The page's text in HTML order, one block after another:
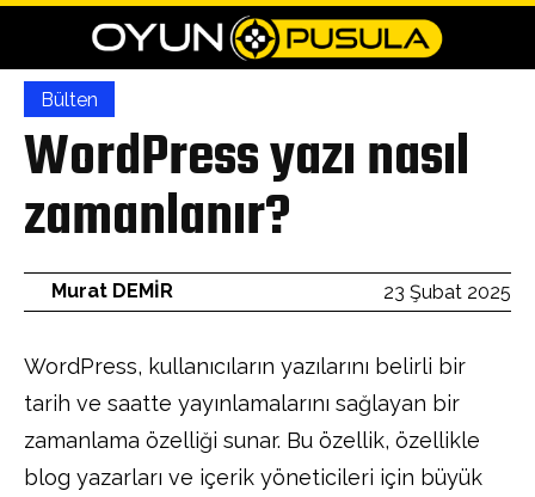
Bülten
WordPress yazı nasıl
zamanlanır?
23 Şubat 2025
Murat DEMİR
WordPress, kullanıcıların yazılarını belirli bir
tarih ve saatte yayınlamalarını sağlayan bir
zamanlama özelliği sunar. Bu özellik, özellikle
blog yazarları ve içerik yöneticileri için büyük